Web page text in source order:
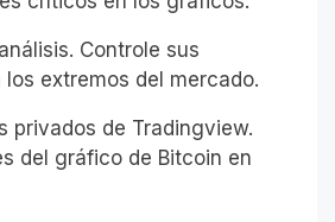
Controle sus
los extremos del mercado.
privados de Tradingview.
del gráfico de Bitcoin en